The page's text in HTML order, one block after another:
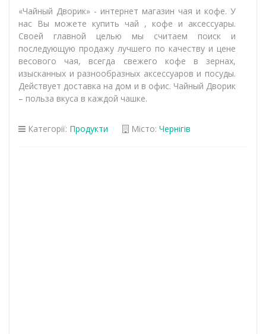
«Чайный Дворик» - интернет магазин чая и кофе. У
нас Вы можете купить чай , кофе и аксессуары.
Своей главной целью мы считаем поиск и
последующую продажу лучшего по качеству и цене
весового чая, всегда свежего кофе в зернах,
изысканных и разнообразных аксессуаров и посуды.
Действует доставка на дом и в офис. Чайный Дворик
– польза вкуса в каждой чашке.
Категорії: Продукти Місто: Чернігів